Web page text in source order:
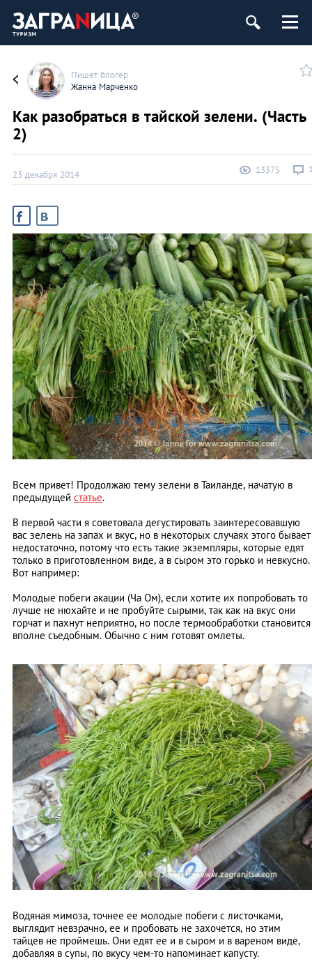
Пишет блогер
Жанна Марченко
Как разобраться в тайской зелени. (Часть
2)
23 декабря 2014 13375
Всем привет! Продолжаю тему зелени в Таиланде, начатую в
предыдущей статье.
В первой части я советовала дегустировать заинтересовавшую
вас зелень на запах и вкус, но в некоторых случаях этого бывает
недостаточно, потому что есть такие экземпляры, которые едят
только в приготовленном виде, а в сыром это горько и невкусно.
Вот например:
Молодые побеги акации (Ча Ом), если хотите их попробовать то
лучше не нюхайте и не пробуйте сырыми, так как на вкус они
горчат и пахнут неприятно, но после термообработки становится
вполне съедобным. Обычно с ним готовят омлеты.
Водяная мимоза, точнее ее молодые побеги с листочками,
выглядит невзрачно, ее и пробовать не захочется, но этим
тайцев не проймешь. Они едят ее и в сыром и в вареном виде,
добавляя в супы, по вкусу чем-то напоминает капусту.